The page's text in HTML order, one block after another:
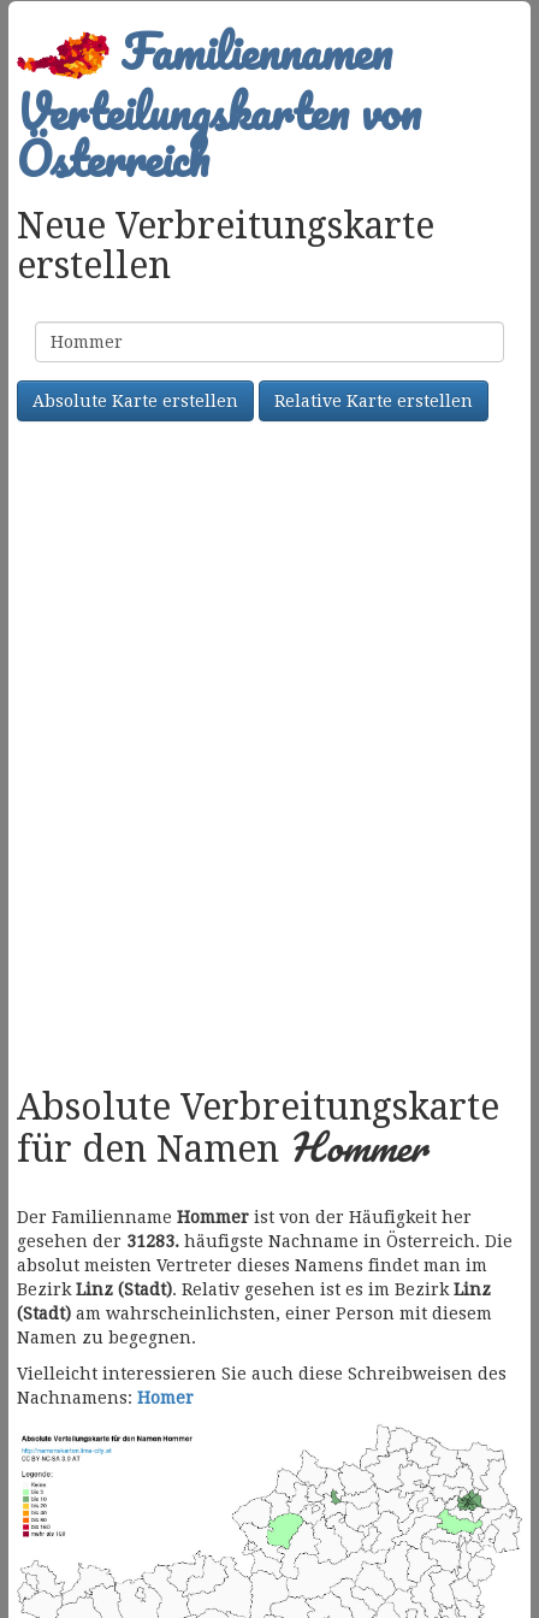
Familiennamen
Verteilungskarten von
Österreich
Neue Verbreitungskarte
erstellen
Familienname
Absolute Karte erstellen Relative Karte erstellen
Absolute Verbreitungskarte
für den Namen Hommer
Der Familienname Hommer ist von der Häufigkeit her
gesehen der 31283. häufigste Nachname in Österreich. Die
absolut meisten Vertreter dieses Namens findet man im
Bezirk Linz (Stadt). Relativ gesehen ist es im Bezirk Linz
(Stadt) am wahrscheinlichsten, einer Person mit diesem
Namen zu begegnen.
Vielleicht interessieren Sie auch diese Schreibweisen des
Nachnamens: Homer